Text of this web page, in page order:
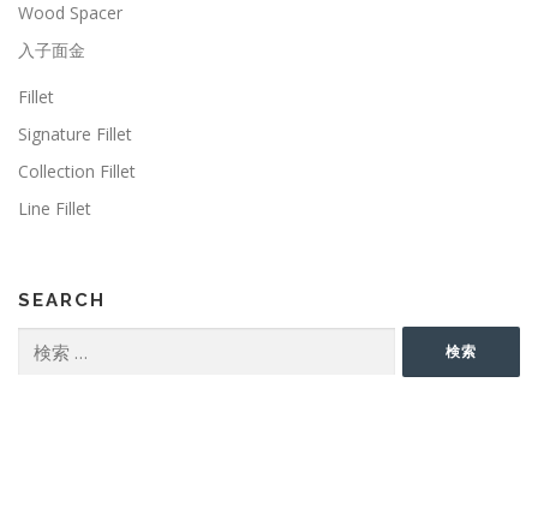
Wood Spacer
入子面金
Fillet
Signature Fillet
Collection Fillet
Line Fillet
SEARCH
索:
検索